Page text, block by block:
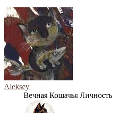
Aleksey
Вечная Кошачья Личность